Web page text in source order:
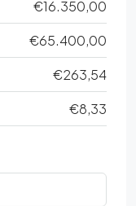
€16.350,00
€65.400,00
€263,54
€8,33